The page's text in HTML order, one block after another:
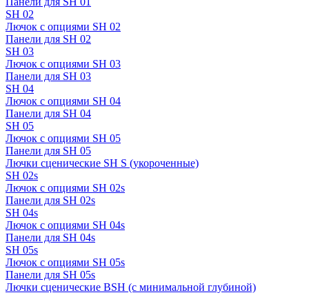
SH 02
Лючок с опциями SH 02
Панели для SH 02
SH 03
Лючок с опциями SH 03
Панели для SH 03
SH 04
Лючок с опциями SH 04
Панели для SH 04
SH 05
Лючок с опциями SH 05
Панели для SH 05
Лючки сценические SH S (укороченные)
SH 02s
Лючок с опциями SH 02s
Панели для SH 02s
SH 04s
Лючок с опциями SH 04s
Панели для SH 04s
SH 05s
Лючок с опциями SH 05s
Панели для SH 05s
Лючки сценические BSH (с минимальной глубиной)